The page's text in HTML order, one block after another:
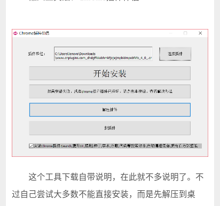
这个工具下载自带说明，在此就不多说明了。不
过自己尝试大多数不能直接安装，而是先解压到桌